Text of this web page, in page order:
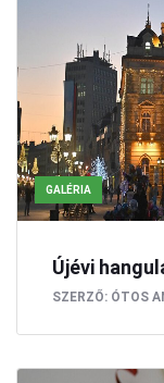
GALÉRIA
Újévi
SZERZŐ: ÓTOS